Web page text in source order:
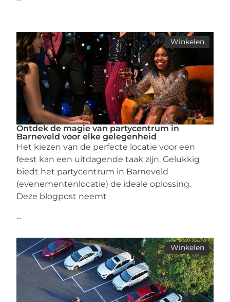
Winkelen
Ontdek de magie van partycentrum in
Barneveld voor elke gelegenheid
Het kiezen van de perfecte locatie voor een
feest kan een uitdagende taak zijn. Gelukkig
biedt het partycentrum in Barneveld
(evenementenlocatie) de ideale oplossing.
Deze blogpost neemt
...
Winkelen